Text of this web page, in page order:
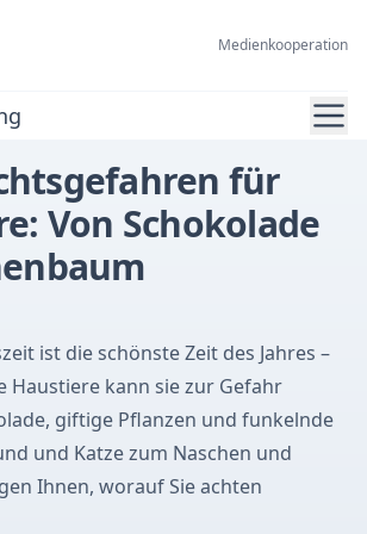
Medienkooperation
für
Von Schokolade
ist die schönste Zeit des Jahres –
Haustiere kann sie zur Gefahr
giftige Pflanzen und funkelnde
und Katze zum Naschen und
Ihnen, worauf Sie achten